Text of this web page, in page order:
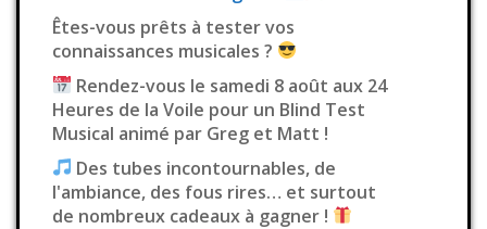
Êtes-vous prêts à tester vos
connaissances musicales ?
Rendez-vous le samedi 8 août aux 24
Heures de la Voile pour un Blind Test
Musical animé par Greg et Matt !
Des tubes incontournables, de
l'ambiance, des fous rires… et surtout
de nombreux cadeaux à gagner !